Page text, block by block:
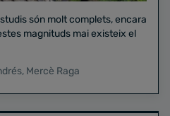
són molt complets, encara
magnituds mai existeix el
, Mercè Raga